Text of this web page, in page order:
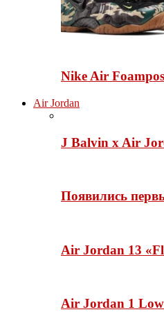
Nike Air
Air Jordan
J Balvin x Air
Появились
Air Jordan 13
Air Jordan 1